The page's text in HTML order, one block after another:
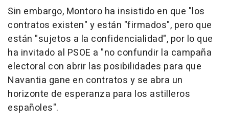
Sin embargo, Montoro ha insistido en que "los
contratos existen" y están "firmados", pero que
están "sujetos a la confidencialidad", por lo que
ha invitado al PSOE a "no confundir la campaña
electoral con abrir las posibilidades para que
Navantia gane en contratos y se abra un
horizonte de esperanza para los astilleros
españoles".